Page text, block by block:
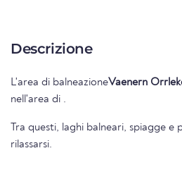
Descrizione
L'area di balneazione Vaenern
nell'area di .
Tra questi, laghi balneari, spiagge e
rilassarsi.